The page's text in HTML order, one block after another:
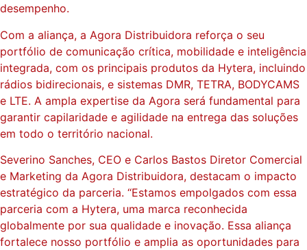
desempenho.
Com a aliança, a Agora Distribuidora reforça o seu
portfólio de comunicação crítica, mobilidade e inteligência
integrada, com os principais produtos da Hytera, incluindo
rádios bidirecionais, e sistemas DMR, TETRA, BODYCAMS
e LTE. A ampla expertise da Agora será fundamental para
garantir capilaridade e agilidade na entrega das soluções
em todo o território nacional.
Severino Sanches, CEO e Carlos Bastos Diretor Comercial
e Marketing da Agora Distribuidora, destacam o impacto
estratégico da parceria. “Estamos empolgados com essa
parceria com a Hytera, uma marca reconhecida
globalmente por sua qualidade e inovação. Essa aliança
fortalece nosso portfólio e amplia as oportunidades para